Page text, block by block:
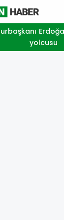
Ağustos 2026